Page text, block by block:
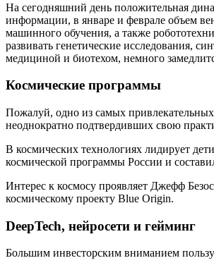
На сегодняшний день положительная
информации, в январе и феврале объем
машинного обучения, а также
развивать генетические исследования,
медициной и биотехом, немного
Космические программы
Пожалуй, одно из самых
неоднократно подтвердивших свою
В космических технологиях лидирует
космической программы России и
Интерес к космосу проявляет Джефф
космическому проекту Blue Origin.
DeepTech, нейросети и гейминг
Большим инвесторским вниманием